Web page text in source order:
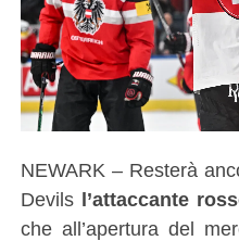
NEWARK – Resterà
Devils l’attaccante
che all’apertura del